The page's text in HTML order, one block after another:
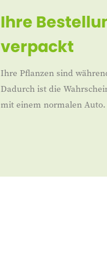
Ihre
verpackt
Ihre Pflanzen sind
Dadurch ist die
mit einem normalen Auto.